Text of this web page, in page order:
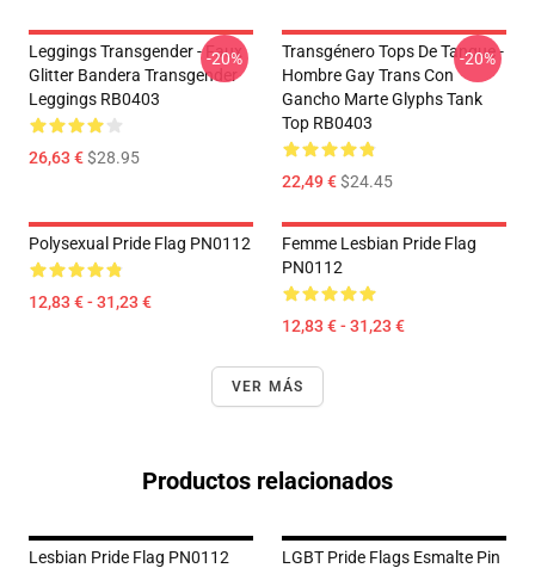
Leggings Transgender - Faux
Glitter Bandera Transgender
Leggings RB0403
26,63 €$28.95
-20%
Transgénero Tops De Tanque -
Hombre Gay Trans Con
Gancho Marte Glyphs Tank
Top RB0403
22,49 €$24.45
-20%
Polysexual Pride Flag PN0112
12,83 € - 31,23 €
Femme Lesbian Pride Flag
PN0112
12,83 € - 31,23 €
VER MÁS
Productos relacionados
Lesbian Pride Flag PN0112
LGBT Pride Flags Esmalte Pin